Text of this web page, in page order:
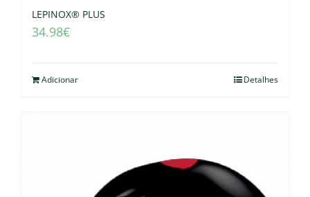
LEPINOX® PLUS
34.98€
Adicionar Detalhes